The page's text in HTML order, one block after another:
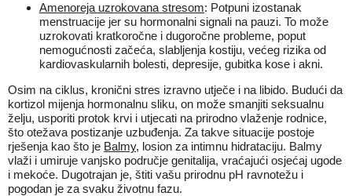
Amenoreja uzrokovana stresom: Potpuni izostanak
menstruacije jer su hormonalni signali na pauzi. To može
uzrokovati kratkoročne i dugoročne probleme, poput
nemogućnosti začeća, slabljenja kostiju, većeg rizika od
kardiovaskularnih bolesti, depresije, gubitka kose i akni.
Osim na ciklus, kronični stres izravno utječe i na libido. Budući da
kortizol mijenja hormonalnu sliku, on može smanjiti seksualnu
želju, usporiti protok krvi i utjecati na prirodno vlaženje rodnice,
što otežava postizanje uzbuđenja. Za takve situacije postoje
rješenja kao što je Balmy, losion za intimnu hidrataciju. Balmy
vlaži i umiruje vanjsko područje genitalija, vraćajući osjećaj ugode
i mekoće. Dugotrajan je, štiti vašu prirodnu pH ravnotežu i
pogodan je za svaku životnu fazu.